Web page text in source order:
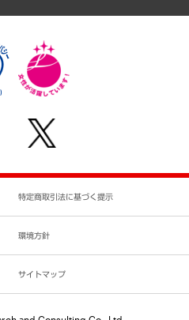
手続きについて
特定商取引法に基づく提示
環境方針
サイトマップ